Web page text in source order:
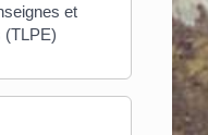
et
(TLPE)